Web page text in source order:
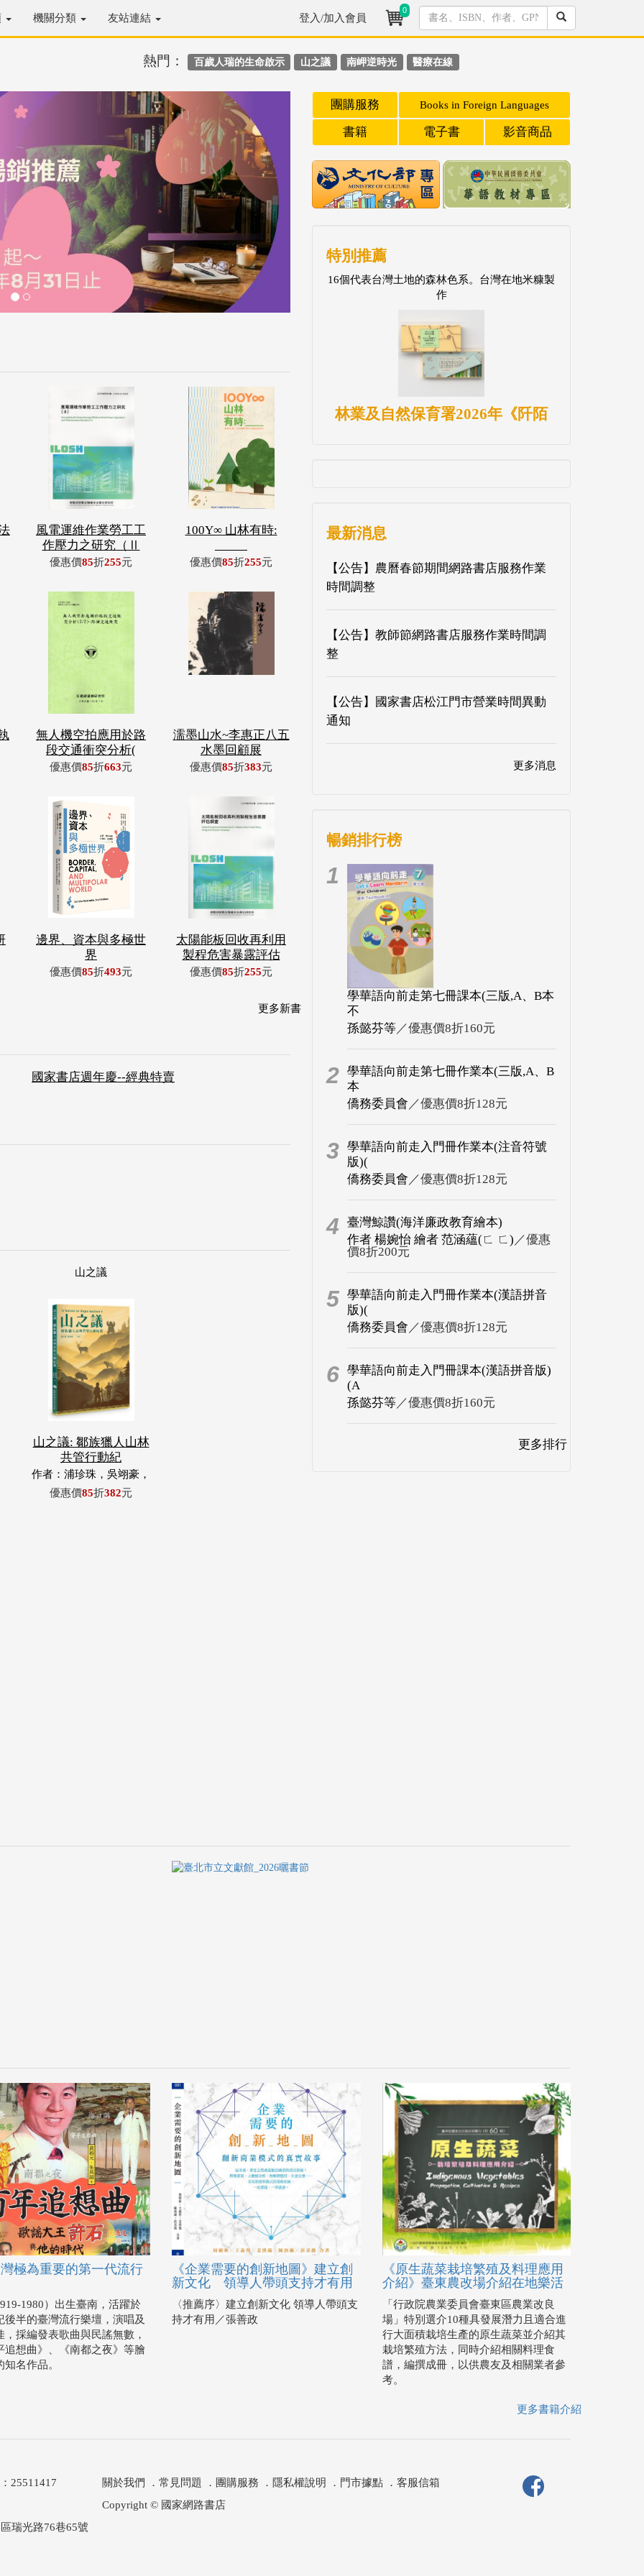
機關分類 友站連結 登入/加入會員
0
熱門： 百歲人瑞的生命啟示 山之議 南岬逆時光 醫療在線
風電運維作業勞工工
作壓力之研究（Ⅱ
優惠價85折255元
100Y∞ 山林有時:
優惠價85折255元
無人機空拍應用於路
段交通衝突分析(
優惠價85折663元
濡墨山水~李惠正八五
水墨回顧展
優惠價85折383元
邊界、資本與多極世
界
優惠價85折493元
太陽能板回收再利用
製程危害暴露評估
優惠價85折255元
更多新書
國家書店週年慶--經典特賣
山之議
山之議: 鄒族獵人山林
共管行動紀
作者：浦珍珠，吳翊豪，
呂翊齊，張惠東，許玉
優惠價85折382元
團購服務 Books in Foreign Languages
書籍 電子書 影音商品
特別推薦
16個代表台灣土地的森林色系。台灣在地米糠製
作
林業及自然保育署2026年《阡陌
最新消息
【公告】農曆春節期間網路書店服務作業
時間調整
【公告】教師節網路書店服務作業時間調
整
【公告】國家書店松江門市營業時間異動
通知
更多消息
暢銷排行榜
1
學華語向前走第七冊課本(三版,A、B本
不
孫懿芬等／優惠價8折160元
2 學華語向前走第七冊作業本(三版,A、B
本
僑務委員會 ／優惠價8折128元
3 學華語向前走入門冊作業本(注音符號
版)(
僑務委員會 ／優惠價8折128元
4
臺灣鯨讚(海洋廉政教育繪本)
作者 楊婉怡 繪者 范涵蘊(ㄈ ㄈ) ／優惠
價8折200元
5 學華語向前走入門冊作業本(漢語拼音
版)(
僑務委員會 ／優惠價8折128元
6 學華語向前走入門冊課本(漢語拼音版)
(A
孫懿芬等／優惠價8折160元
更多排行
極為重要的第一代流行
1980）出生臺南，活躍於
後半的臺灣流行樂壇，演唱及
，採編發表歌曲與民謠無數，
追想曲》、《南都之夜》等膾
名作品。
《企業需要的創新地圖》建立創
新文化 領導人帶頭支持才有用
〈推薦序〉建立創新文化 領導人帶頭支
持才有用／張善政
《原生蔬菜栽培繁殖及料理應用
介紹》臺東農改場介紹在地樂活
「行政院農業委員會臺東區農業改良
場」特別選介10種具發展潛力且適合進
行大面積栽培生產的原生蔬菜並介紹其
栽培繁殖方法，同時介紹相關料理食
譜，編撰成冊，以供農友及相關業者參
考。
更多書籍介紹
25511417 關於我們 ． 常見問題 ． 團購服務 ． 隱私權說明 ． 門市據點． 客服信箱
Copyright © 國家網路書店
瑞光路76巷65號